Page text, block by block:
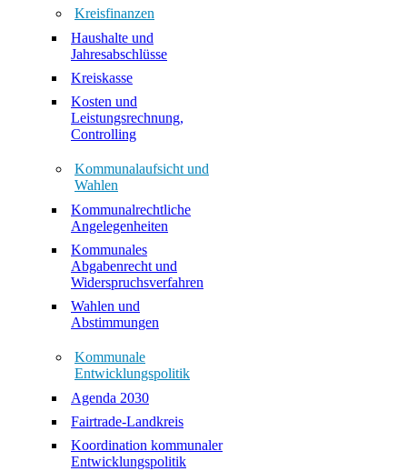
Kreisfinanzen
Haushalte und
Jahresabschlüsse
Kreiskasse
Kosten und
Leistungsrechnung,
Controlling
Kommunalaufsicht und
Wahlen
Kommunalrechtliche
Angelegenheiten
Kommunales
Abgabenrecht und
Widerspruchsverfahren
Wahlen und
Abstimmungen
Kommunale
Entwicklungspolitik
Agenda 2030
Fairtrade-Landkreis
Koordination kommunaler
Entwicklungspolitik